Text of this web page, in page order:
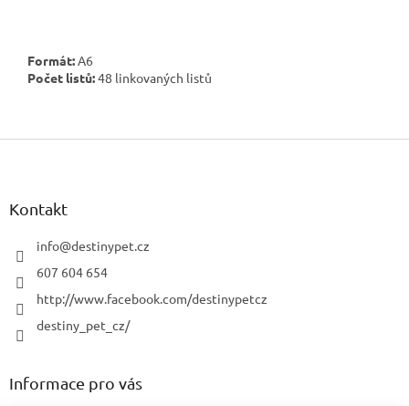
Formát:A6
Počet listů:48 linkovaných listů
Z
Kontakt
info@destinypet.cz
607 604 654
http://www.facebook.com/destinypetcz
destiny_pet_cz/
Informace pro vás